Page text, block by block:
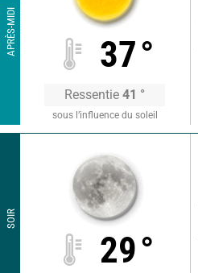
APRÈS-MIDI 37°
Ressentie 41 °
sous l’influence du soleil
SOIR
29°